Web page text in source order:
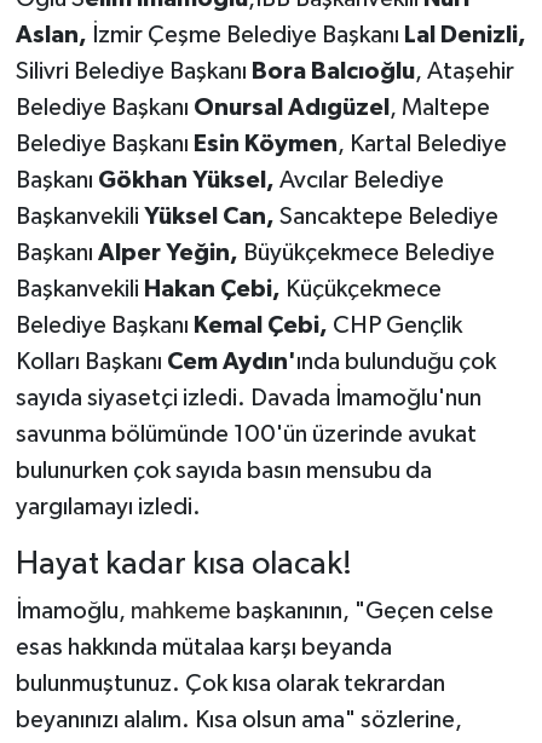
Aslan, İzmir Çeşme Belediye Başkanı Lal Denizli,
Silivri Belediye Başkanı Bora Balcıoğlu, Ataşehir
Belediye Başkanı Onursal Adıgüzel , Maltepe
Belediye Başkanı Esin Köymen, Kartal Belediye
Başkanı Gökhan Yüksel, Avcılar Belediye
Başkanvekili Yüksel Can, Sancaktepe Belediye
Başkanı Alper Yeğin, Büyükçekmece Belediye
Başkanvekili Hakan Çebi, Küçükçekmece
Belediye Başkanı Kemal Çebi, CHP Gençlik
Kolları Başkanı Cem Aydın'ında bulunduğu çok
sayıda siyasetçi izledi. Davada İmamoğlu'nun
savunma bölümünde 100'ün üzerinde avukat
bulunurken çok sayıda basın mensubu da
yargılamayı izledi.
Hayat kadar kısa olacak!
İmamoğlu, mahkeme başkanının, "Geçen celse
esas hakkında mütalaa karşı beyanda
bulunmuştunuz. Çok kısa olarak tekrardan
beyanınızı alalım. Kısa olsun ama" sözlerine,